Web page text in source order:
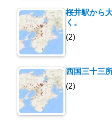
桜井駅から
く。
(2)
西国三十三
(2)